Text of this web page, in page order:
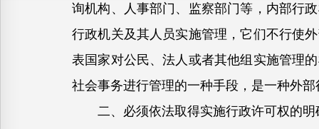
询机构、人事部门、监察部门等，内部行
行政机关及其人员实施管理，它们不行使
表国家对公民、法人或者其他组实施管理
社会事务进行管理的一种手段，是一种外
二、必须依法取得实施行政许可权的明